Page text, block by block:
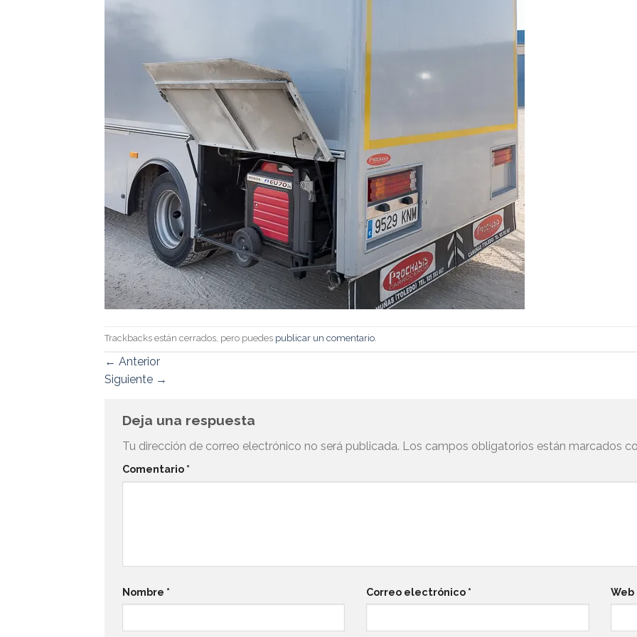
Trackbacks están cerrados, pero puedes publicar un comentario
← Anterior
Siguiente →
Deja una respuesta
Tu dirección de correo electrónico no será publicada. Los campos obligatorios están marcados
Comentario *
Nombre * Correo electrónico * Web